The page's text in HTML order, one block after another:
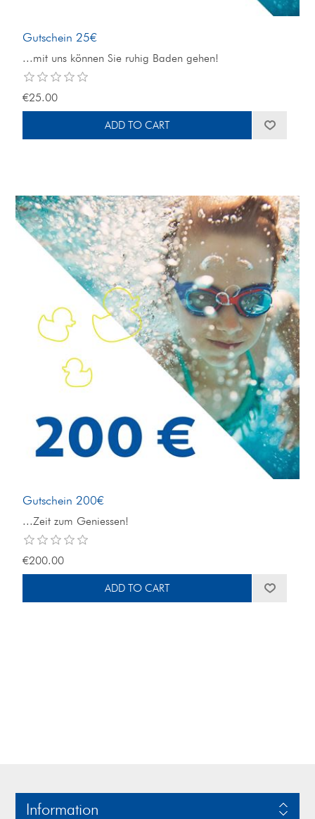
Gutschein 25€
...mit uns können Sie ruhig Baden gehen!
€25.00
Gutschein 200€
...Zeit zum Geniessen!
€200.00
Information